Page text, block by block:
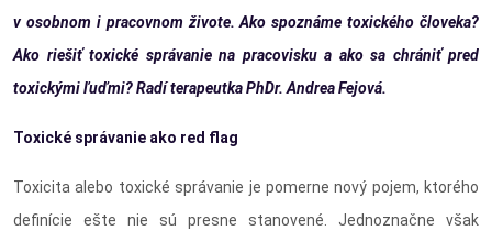
v osobnom i pracovnom živote. Ako spoznáme toxického človeka?
Ako riešiť toxické správanie na pracovisku a ako sa chrániť pred
toxickými ľuďmi? Radí terapeutka PhDr. Andrea Fejová.
Toxické správanie ako red flag
Toxicita alebo toxické správanie je pomerne nový pojem, ktorého
definície ešte nie sú presne stanovené. Jednoznačne však